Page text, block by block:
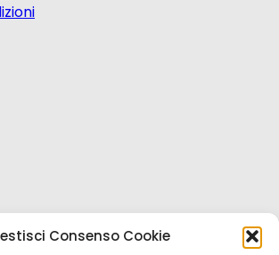
Consenso Cookie